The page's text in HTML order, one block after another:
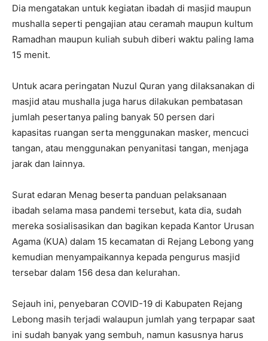
Dia mengatakan untuk kegiatan ibadah di masjid maupun
mushalla seperti pengajian atau ceramah maupun kultum
Ramadhan maupun kuliah subuh diberi waktu paling lama
15 menit.
Untuk acara peringatan Nuzul Quran yang dilaksanakan di
masjid atau mushalla juga harus dilakukan pembatasan
jumlah pesertanya paling banyak 50 persen dari
kapasitas ruangan serta menggunakan masker, mencuci
tangan, atau menggunakan penyanitasi tangan, menjaga
jarak dan lainnya.
Surat edaran Menag beserta panduan pelaksanaan
ibadah selama masa pandemi tersebut, kata dia, sudah
mereka sosialisasikan dan bagikan kepada Kantor Urusan
Agama (KUA) dalam 15 kecamatan di Rejang Lebong yang
kemudian menyampaikannya kepada pengurus masjid
tersebar dalam 156 desa dan kelurahan.
Sejauh ini, penyebaran COVID-19 di Kabupaten Rejang
Lebong masih terjadi walaupun jumlah yang terpapar saat
ini sudah banyak yang sembuh, namun kasusnya harus